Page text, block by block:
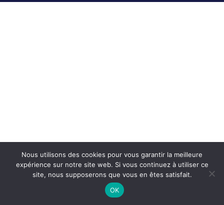
Nous utilisons des cookies pour vous garantir la meilleure
expérience sur notre site web. Si vous continuez à utiliser ce
site, nous supposerons que vous en êtes satisfait.
OK